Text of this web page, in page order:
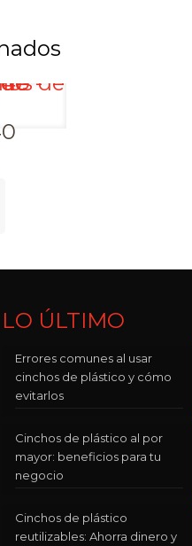
LO ÚLTIMO
Errores comunes al usar
cinchos de plástico y cómo
evitarlos
Cinchos de plástico al por
mayor: beneficios para tu
negocio
Cinchos de plástico
reutilizables: Ahorra dinero y